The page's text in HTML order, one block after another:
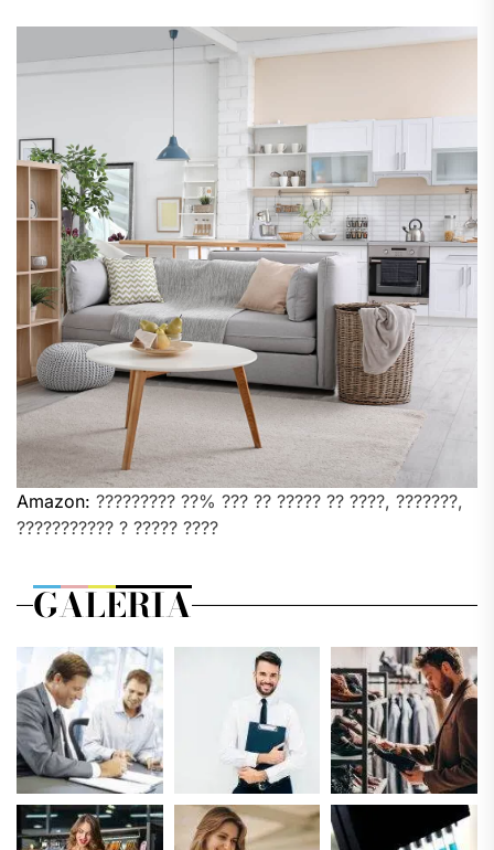
Amazon: ????????? ??% ??? ?? ????? ?? ????, ???????,
??????????? ? ????? ????
GALERIA